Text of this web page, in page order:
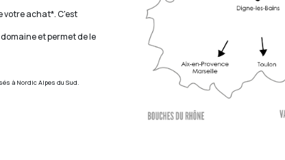
votre achat*. C'est
et permet de le
!
à Nordic Alpes du Sud.